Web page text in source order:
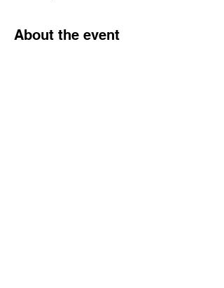
About the event